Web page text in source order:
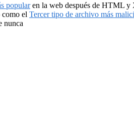
popularen la web después de HTML
el Tercer tipo de archivo más
nunca